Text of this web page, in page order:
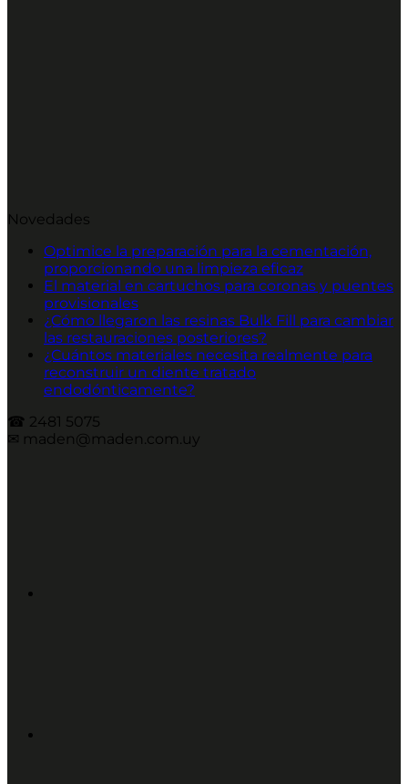
Novedades
Optimice la preparación para la cementación,
proporcionando una limpieza eficaz
El material en cartuchos para coronas y puentes
provisionales
¿Cómo llegaron las resinas Bulk Fill para cambiar
las restauraciones posteriores?
¿Cuántos materiales necesita realmente para
reconstruir un diente tratado
endodónticamente?
☎︎ 2481 5075
✉︎ maden@maden.com.uy